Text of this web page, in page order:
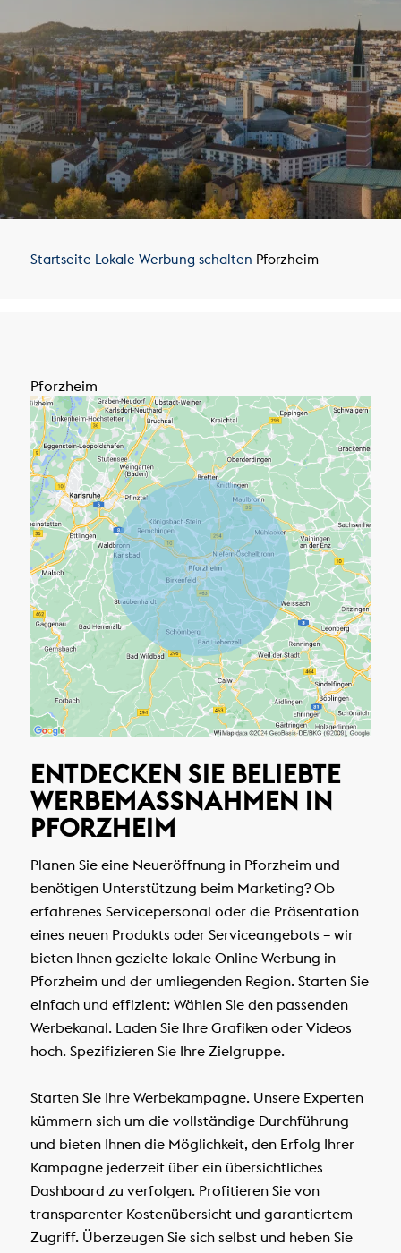
Startseite Lokale Werbung schalten Pforzheim
ENTDECKEN SIE BELIEBTE
WERBEMASSNAHMEN IN P
FORZHEIM
Planen Sie eine Neueröffnung in Pforzheim und
benötigen Unterstützung beim Marketing? Ob
erfahrenes Servicepersonal oder die Präsentation
eines neuen Produkts oder Serviceangebots – wir
bieten Ihnen gezielte lokale Online-Werbung in
Pforzheim und der umliegenden Region. Starten Sie
einfach und effizient: Wählen Sie den passenden
Werbekanal. Laden Sie Ihre Grafiken oder Videos
hoch. Spezifizieren Sie Ihre Zielgruppe.
Starten Sie Ihre Werbekampagne. Unsere Experten
kümmern sich um die vollständige Durchführung
und bieten Ihnen die Möglichkeit, den Erfolg Ihrer
Kampagne jederzeit über ein übersichtliches
Dashboard zu verfolgen. Profitieren Sie von
transparenter Kostenübersicht und garantiertem
Zugriff. Überzeugen Sie sich selbst und heben Sie
Pforzheim